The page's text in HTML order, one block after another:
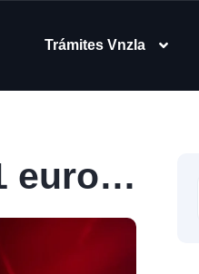
Trámites Vnzla
euro…